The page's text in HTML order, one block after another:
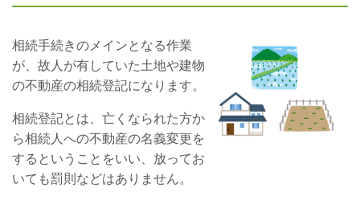
相続手続きのメインとなる作業
が、故人が有していた土地や建物
の不動産の相続登記になります。
相続登記とは、亡くなられた方か
ら相続人への不動産の名義変更を
するということをいい、放ってお
いても罰則などはありません。